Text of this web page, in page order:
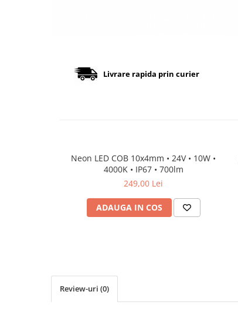
Controler Banda LED
Sina Magnetica Slim 5mm 24V
Livrare rapida prin curier
Neon LED COB 10x4mm • 24V • 10W •
4000K • IP67 • 700lm
249,00 Lei
ADAUGA IN COS
Review-uri (0)